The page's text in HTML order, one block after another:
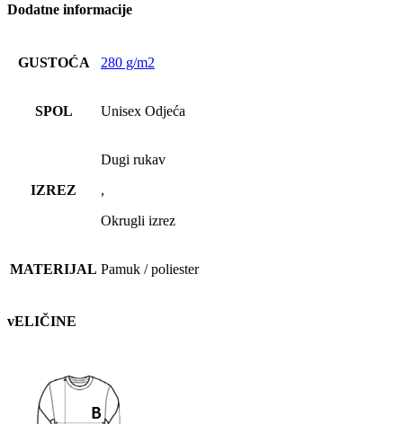
Dodatne informacije
GUSTOĆA 280 g/m2
SPOL Unisex Odjeća
IZREZ
Dugi rukav
,
Okrugli izrez
MATERIJAL Pamuk / poliester
vELIČINE